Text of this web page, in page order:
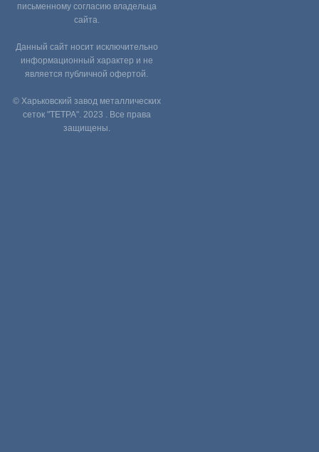
письменному согласию владельца
сайта.
Данный сайт носит исключительно
информационный характер и не
является публичной офертой.
© Харьковский завод металлических
сеток "ТЕТРА". 2023 . Все права
защищены.